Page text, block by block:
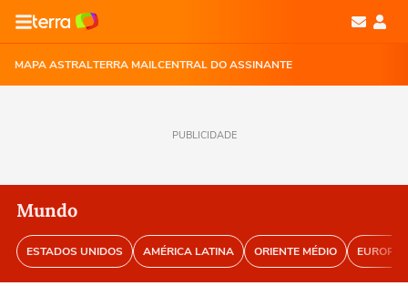
MAPA ASTRALTERRA MAILCENTRAL DO ASSINANTE
PUBLICIDADE
Mundo
ESTADOS UNIDOS AMÉRICA LATINA ORIENTE MÉDIO EUROPA